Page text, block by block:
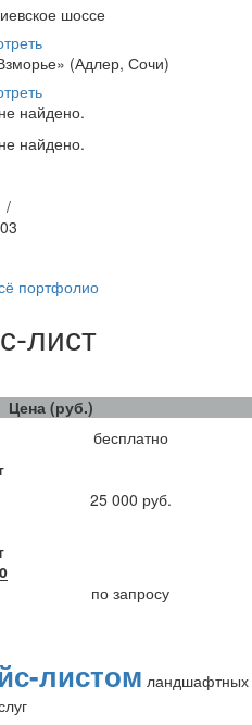
шоссе
(Адлер, Сочи)
найдено.
найдено.
/
03
портфолио
лист
Цена (руб.)
бесплатно
25 000 руб.
по запросу
листом ландшафтных